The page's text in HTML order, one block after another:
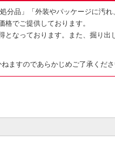
分品」「外装やパッケージに汚
でご提供しております。
となっております。また、掘り出
ますのであらかじめご了承くださ